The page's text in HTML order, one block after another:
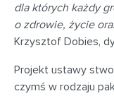
dla których każdy
o zdrowie, życie
Krzysztof Dobies,
Projekt ustawy
czymś w rodzaju